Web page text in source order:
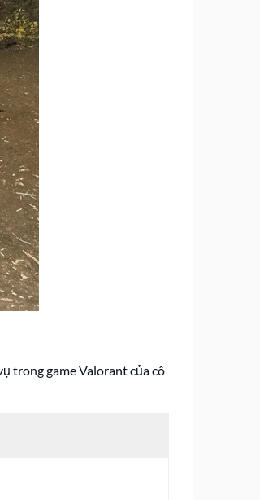
trong game Valorant của cô